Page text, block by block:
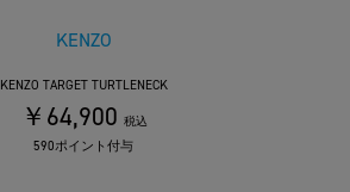
KENZO
KENZO TARGET TURTLENECK
￥64,900 税込
590ポイント付与